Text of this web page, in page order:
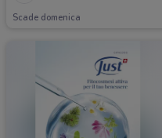
Scade domenica